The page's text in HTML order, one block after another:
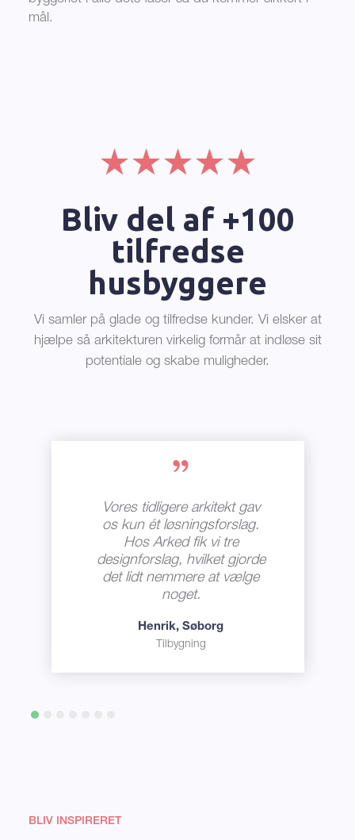
mål.
Bliv del af +100
tilfredse
husbyggere
Vi samler på glade og tilfredse kunder. Vi elsker at
hjælpe så arkitekturen virkelig formår at indløse sit
potentiale og skabe muligheder.
Vores tidligere arkitekt gav
os kun ét løsningsforslag.
Hos Arked fik vi tre
designforslag, hvilket gjorde
det lidt nemmere at vælge
noget.
Henrik, Søborg
Tilbygning
BLIV INSPIRERET